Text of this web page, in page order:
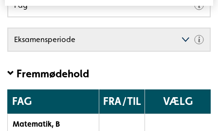
Fag
Eksamensperiode
Fremmødehold
viser
FAG FRA/TIL VÆLG
Matematik, B